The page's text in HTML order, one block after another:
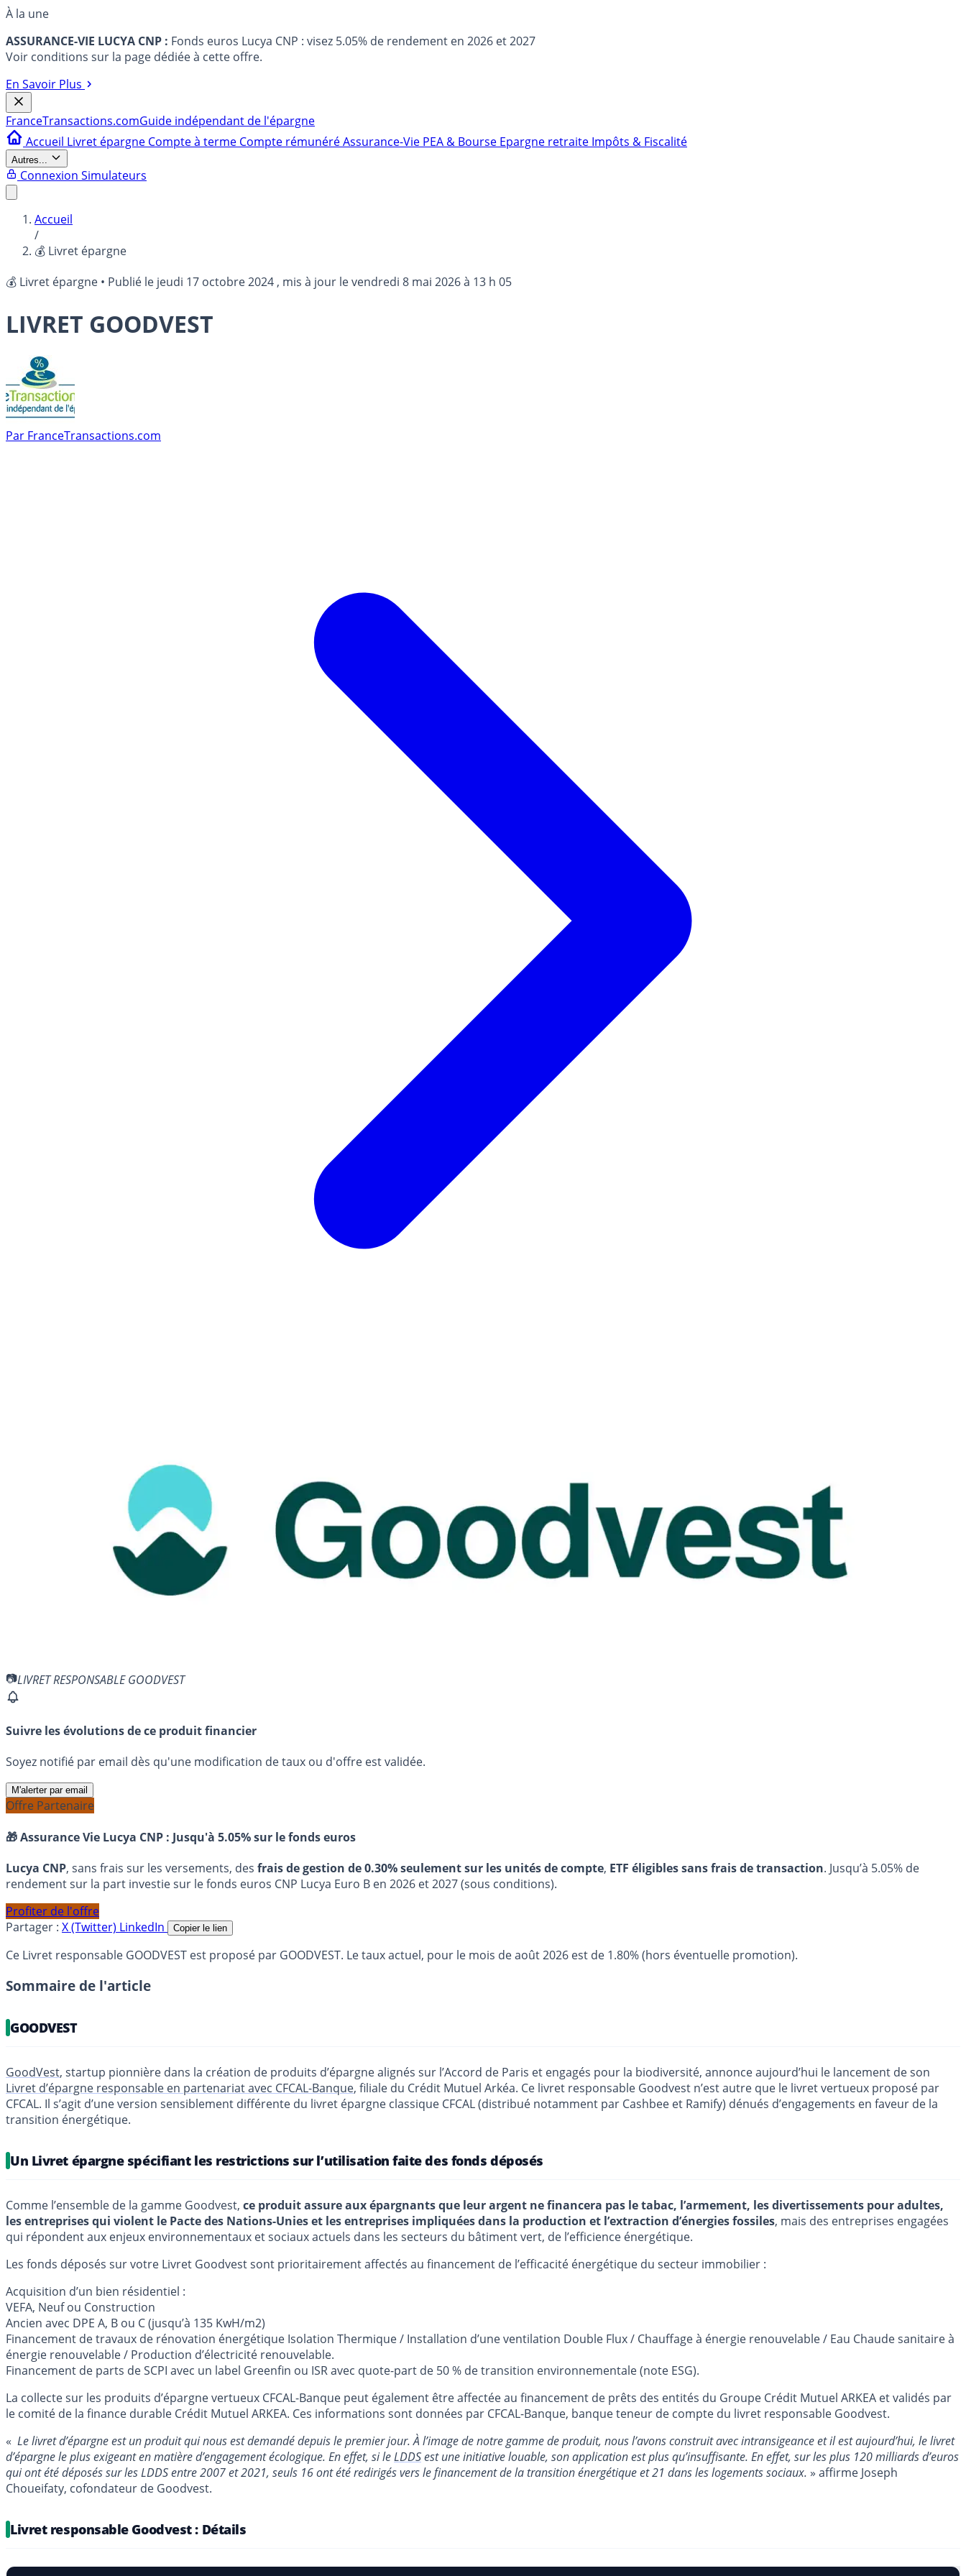
À la une
ASSURANCE-VIE LUCYA CNP : Fonds euros Lucya CNP : visez 5.05% de rendement en 2026 et 2027
Voir conditions sur la page dédiée à cette offre.
En Savoir Plus
FranceTransactions.comGuide indépendant de l'épargne
Accueil Livret épargne Compte à terme Compte rémunéréAssurance-Vie PEA & Bourse Epargne retraite Impôts & Fiscalité
Autres...
Connexion Simulateurs
Accueil
/
💰 Livret épargne
💰 Livret épargne • Publié le jeudi 17 octobre 2024 , mis à jour levendredi 8 mai 2026 à 13 h 05
LIVRET GOODVEST
Par FranceTransactions.com
LIVRET RESPONSABLE GOODVEST
Suivre les évolutions de ce produit financier
Soyez notifié par email dès qu'une modification de taux ou d'offre est validée.
M'alerter par email
Offre Partenaire
🎁 Assurance Vie Lucya CNP : Jusqu'à 5.05% sur le fonds euros
Lucya CNP, sans frais sur les versements, des frais de gestion de 0.30% seulement sur les unités de compte, ETF éligibles sans frais de transaction. Jusqu’à 5.05% de
rendement sur la part investie sur le fonds euros CNP Lucya Euro B en 2026 et 2027 (sous conditions).
Profiter de l'offre
Partager : X (Twitter) LinkedIn Copier le lien
Ce Livret responsable GOODVEST est proposé par GOODVEST. Le taux actuel, pour le mois de août 2026 est de 1.80% (hors éventuelle promotion).
Sommaire de l'article
GOODVEST
GoodVest, startup pionnière dans la création de produits d’épargne alignés sur l’Accord de Paris et engagés pour la biodiversité, annonce aujourd’hui le lancement de son
Livret d’épargne responsable en partenariat avec CFCAL-Banque, filiale du Crédit Mutuel Arkéa. Ce livret responsable Goodvest n’est autre que le livret vertueux proposé par
CFCAL. Il s’agit d’une version sensiblement différente du livret épargne classique CFCAL (distribué notamment par Cashbee et Ramify) dénués d’engagements en faveur de la
transition énergétique.
Un Livret épargne spécifiant les restrictions sur l’utilisation faite des fonds déposés
Comme l’ensemble de la gamme Goodvest, ce produit assure aux épargnants que leur argent ne financera pas le tabac, l’armement, les divertissements pour adultes,
les entreprises qui violent le Pacte des Nations-Unies et les entreprises impliquées dans la production et l’extraction d’énergies fossiles, mais des entreprises engagées
qui répondent aux enjeux environnementaux et sociaux actuels dans les secteurs du bâtiment vert, de l’efficience énergétique.
Les fonds déposés sur votre Livret Goodvest sont prioritairement affectés au financement de l’efficacité énergétique du secteur immobilier :
Acquisition d’un bien résidentiel :
VEFA, Neuf ou Construction
Ancien avec DPE A, B ou C (jusqu’à 135 KwH/m2)
Financement de travaux de rénovation énergétique Isolation Thermique / Installation d’une ventilation Double Flux / Chauffage à énergie renouvelable / Eau Chaude sanitaire à
énergie renouvelable / Production d’électricité renouvelable.
Financement de parts de SCPI avec un label Greenfin ou ISR avec quote-part de 50 % de transition environnementale (note ESG).
La collecte sur les produits d’épargne vertueux CFCAL-Banque peut également être affectée au financement de prêts des entités du Groupe Crédit Mutuel ARKEA et validés par
le comité de la finance durable Crédit Mutuel ARKEA. Ces informations sont données par CFCAL-Banque, banque teneur de compte du livret responsable Goodvest.
« Le livret d’épargne est un produit qui nous est demandé depuis le premier jour. À l’image de notre gamme de produit, nous l’avons construit avec intransigeance et il est aujourd’hui, le livret
d’épargne le plus exigeant en matière d’engagement écologique. En effet, si leLDDSest une initiative louable, son application est plus qu’insuffisante. En effet, sur les plus 120 milliards d’euros
qui ont été déposés sur les LDDS entre 2007 et 2021, seuls 16 ont été redirigés vers le financement de la transition énergétique et 21 dans les logements sociaux. » affirme Joseph
Choueifaty, cofondateur de Goodvest.
Livret responsable Goodvest : Détails